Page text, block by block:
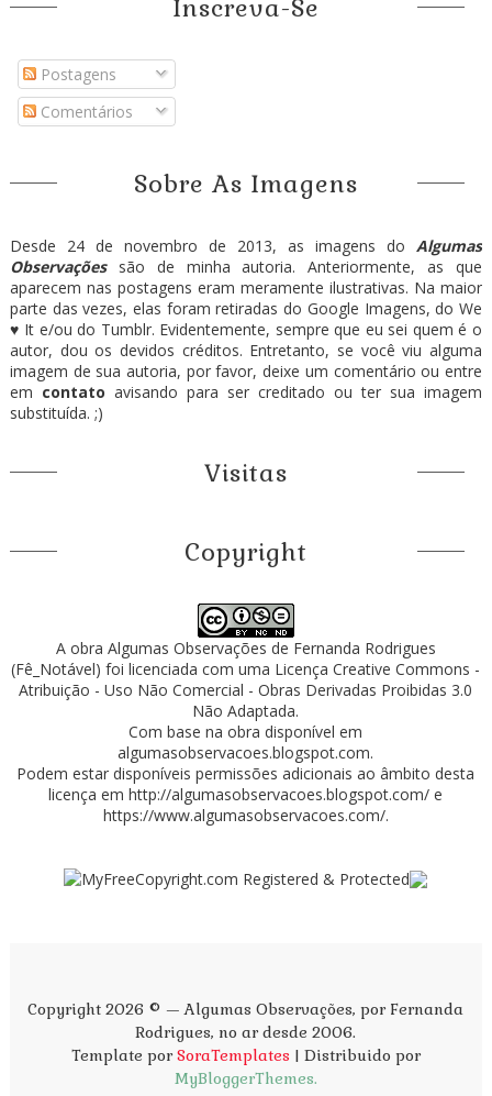
Inscreva-Se
Postagens
Comentários
Sobre As Imagens
Desde 24 de novembro de 2013, as imagens doAlgumas
Observaçõessão de minha autoria. Anteriormente, as que
aparecem nas postagens eram meramente ilustrativas. Na maior
parte das vezes, elas foram retiradas do Google Imagens, do We
♥ It e/ou do Tumblr. Evidentemente, sempre que eu sei quem é o
autor, dou os devidos créditos. Entretanto, se você viu alguma
imagem de sua autoria, por favor, deixe um comentário ou entre
em contato avisando para ser creditado ou ter sua imagem
substituída. ;)
Visitas
Copyright
A obra Algumas Observações de Fernanda Rodrigues
(Fê_Notável) foi licenciada com uma LicençaCreative Commons -
Atribuição - Uso Não Comercial - Obras Derivadas Proibidas 3.0
Não Adaptada.
Com base na obra disponível em
algumasobservacoes.blogspot.com.
Podem estar disponíveis permissões adicionais ao âmbito desta
licença emhttp://algumasobservacoes.blogspot.com/ e
https://www.algumasobservacoes.com/.
Copyright 2026 © — Algumas Observações, por Fernanda
Rodrigues, no ar desde 2006.
Template porSoraTemplates | Distribuido por
MyBloggerThemes.